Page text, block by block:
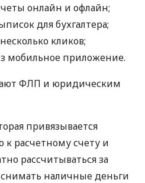
онлайн и офлайн;
для бухгалтера;
кликов;
мобильное приложение.
ФЛП и юридическим
привязывается
к расчетному счету и
рассчитываться за
снимать наличные деньги